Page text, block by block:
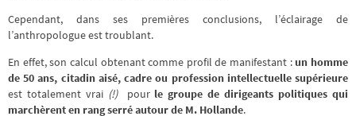
Cependant, dans ses premières conclusions, l’éclairage de
l’anthropologue est troublant.
En effet, son calcul obtenant comme profil de manifestant :un homme
de 50 ans, citadin aisé, cadre ou profession intellectuelle supérieure
est totalement vrai (!) pourle groupe de dirigeants politiques qui
marchèrent en rang serré autour de M. Hollande.